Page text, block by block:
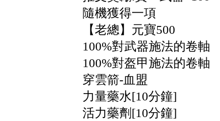
隨機獲得一項
【老總】元寶500
100%對武器施法的卷軸
100%對盔甲施法的卷軸
穿雲箭-血盟
力量藥水[10分鐘]
活力藥劑[10分鐘]